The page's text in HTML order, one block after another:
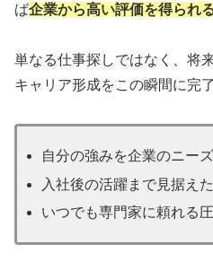
ば企業から高い評価を得られ
単なる仕事探しではなく、将
キャリア形成をこの瞬間に完
自分の強みを企業のニー
入社後の活躍まで見据え
いつでも専門家に頼れる